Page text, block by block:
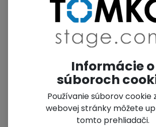
Informácie o
súboroch
Používanie súborov cookie
webovej stránky môžete
tomto prehliadači.